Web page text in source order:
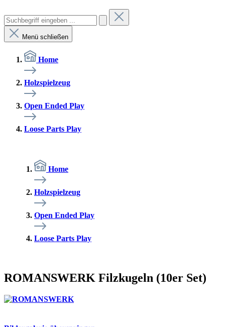
Menü schließen
Home
Holzspielzeug
Open Ended Play
Loose Parts Play
Home
Holzspielzeug
Open Ended Play
Loose Parts Play
ROMANSWERK Filzkugeln (10er Set)